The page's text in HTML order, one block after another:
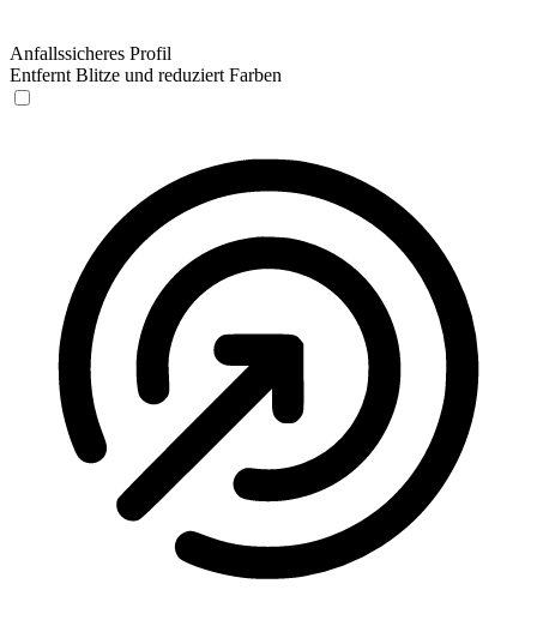
Anfallssicheres Profil
Entfernt Blitze und reduziert Farben